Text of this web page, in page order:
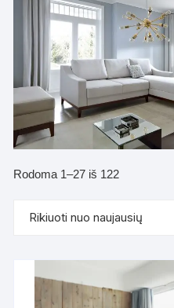
Rodoma 1–27 iš 122Rūšiuojama
naujausią